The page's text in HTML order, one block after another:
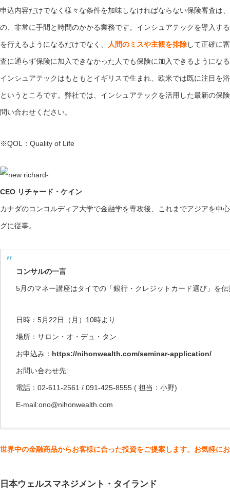
申込内容だけでなく様々な条件を加味しなければならない保険審査は
の、非常に手間と時間のかかる業務です。インシュアテックを導入す
を行えるようになるだけでなく、 人間のミスや主観を排除して正確に
査に通らず保険に加入できなかった人でも保険に加入できるようにな
インシュアテックはもともとイギリスで生まれ、欧米では既に注目を
というところです。弊社では、インシュアテックを活用した最新の保
問い合わせください。
※QOL：Quality of Life
CEO リチャード・ケイン
カナダのコンコルディア大学で金融学を専攻後、これまでアジアを中
グに従事。
コンサルの一言
5月のマネー講座はタイでの「銀行・クレジットカード選び」を
日時：5月22日（月）10時より
場所：サロン・オ・デュ・タン
お申込み： https://nihonwealth.com/seminar-application/
お問い合わせ先:
電話：02-611-2561 / 091-425-8555 ( 担当：小野)
E-mail:ono@nihonwealth.com
世界中の金融商品からお客様に合った投資をご提案します。お気軽に
日本ウェルスマネジメント・タイランド